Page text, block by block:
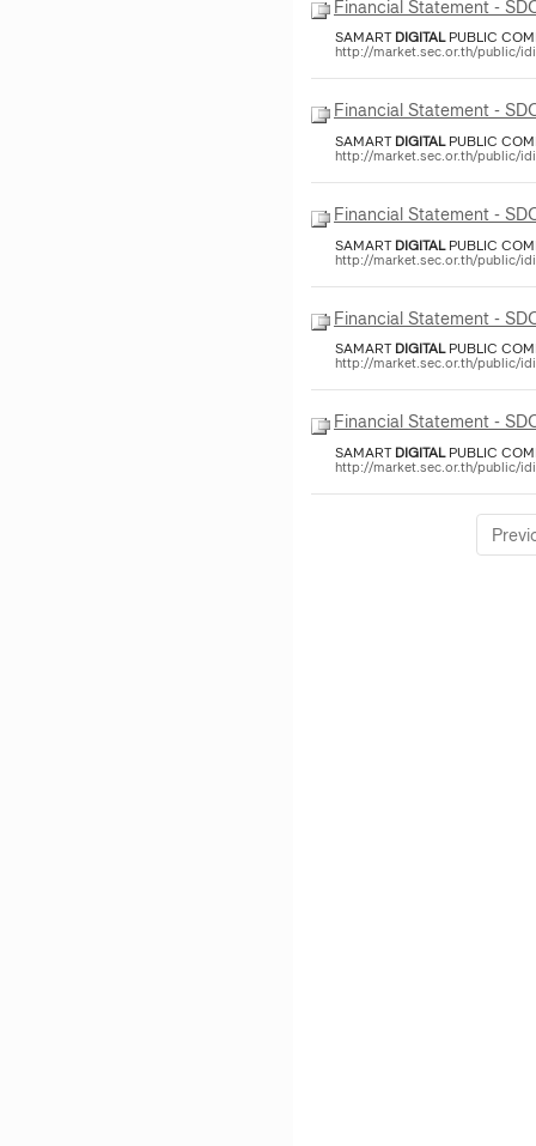
Financial Statement -
SAMARTDIGITALPUBLIC
http://market.sec.or.th/public/
Financial Statement -
SAMARTDIGITALPUBLIC
http://market.sec.or.th/public/
Financial Statement -
SAMARTDIGITALPUBLIC
http://market.sec.or.th/public/
Financial Statement -
SAMARTDIGITALPUBLIC
http://market.sec.or.th/public/
Financial Statement -
SAMARTDIGITALPUBLIC
http://market.sec.or.th/public/